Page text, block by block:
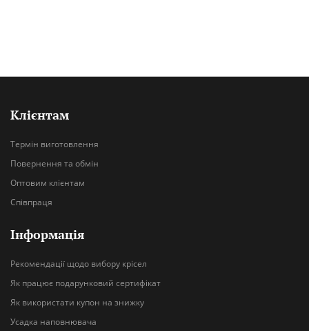
Клієнтам
Термін виготовлення
Повернення та обмін
Оптовим клієнтам
Співпраця
Інформація
Рекомендації щодо вибору крісел
Як працює подарунковий сертифікат
Як використати купон на знижку
Усадка наповнювача